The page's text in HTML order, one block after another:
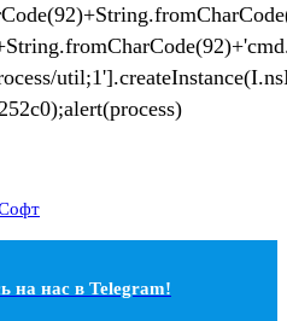
на наc в Telegram!